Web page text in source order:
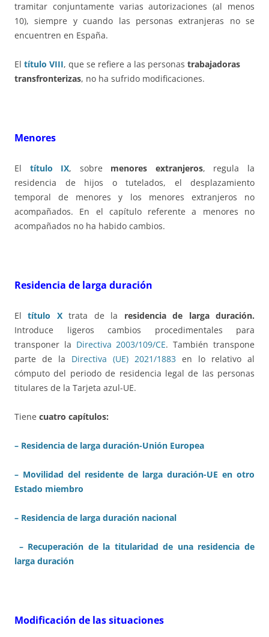
tramitar conjuntamente varias autorizaciones (al menos
10), siempre y cuando las personas extranjeras no se
encuentren en España.
El título VIII, que se refiere a las personas trabajadoras
transfronterizas, no ha sufrido modificaciones.
Menores
El título IX, sobre menores extranjeros, regula la
residencia de hijos o tutelados, el desplazamiento
temporal de menores y los menores extranjeros no
acompañados. En el capítulo referente a menores no
acompañados no ha habido cambios.
Residencia de larga duración
Eltítulo Xtrata de la residencia de larga duración.
Introduce ligeros cambios procedimentales para
transponer la Directiva 2003/109/CE. También transpone
parte de la Directiva (UE) 2021/1883 en lo relativo al
cómputo del periodo de residencia legal de las personas
titulares de la Tarjeta azul-UE.
Tiene cuatro capítulos:
– Residencia de larga duración-Unión Europea
– Movilidad del residente de larga duración-UE en otro
Estado miembro
– Residencia de larga duración nacional
– Recuperación de la titularidad de una residencia de
larga duración
Modificación de las situaciones